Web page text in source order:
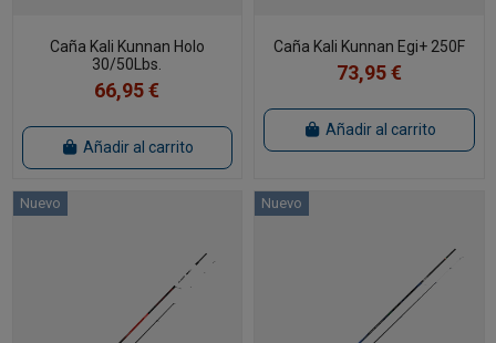
Caña Kali Kunnan Holo
30/50Lbs.
66,95 €
Añadir al carrito
Caña Kali Kunnan Egi+ 250F
73,95 €
Añadir al carrito
Nuevo Nuevo